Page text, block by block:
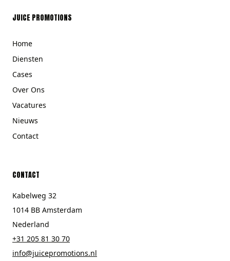
JUICE PROMOTIONS
Home
Diensten
Cases
Over Ons
Vacatures
Nieuws
Contact
CONTACT
Kabelweg 32
1014 BB Amsterdam
Nederland
+31 205 81 30 70
info@juicepromotions.nl